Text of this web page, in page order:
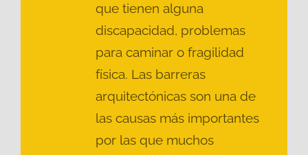
que tienen alguna
discapacidad, problemas
para caminar o fragilidad
física. Las barreras
arquitectónicas son una de
las causas más importantes
por las que muchos